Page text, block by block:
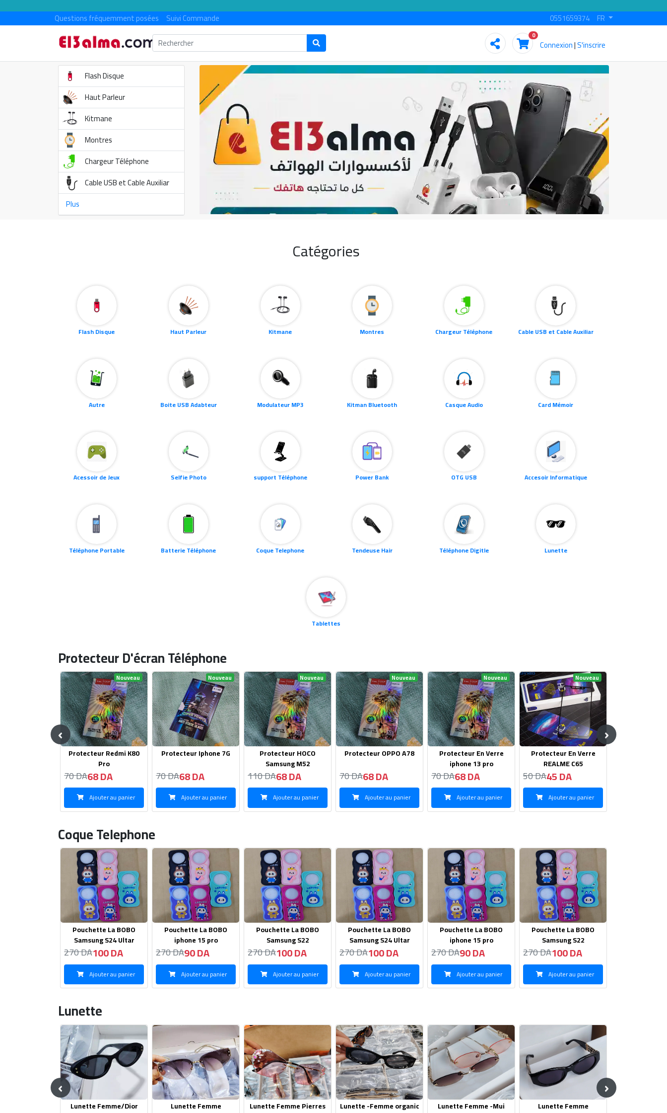
Questions fréquemment posées Suivi Commande 0551659374 FR
0
Connexion|S'inscrire
Flash Disque
Haut Parleur
Kitmane
Montres
Chargeur Téléphone
Cable USB et Cable Auxiliar
Plus
Catégories
Flash Disque Haut Parleur Kitmane Montres Chargeur Téléphone Cable USB et Cable Auxiliar
Autre Boite USB Adabteur Modulateur MP3 Kitman Bluetooth Casque Audio Card Mémoir
Acessoir de Jeux Selfie Photo support Téléphone Power Bank OTG USB Accesoir Informatique
Téléphone Portable Batterie Téléphone Coque Telephone Tendeuse Hair Téléphone Digitle Lunette
Tablettes
Protecteur D'écran Téléphone
Nouveau
Protecteur Iphone 7G
70 DA68 DA
Ajouter au panier
Nouveau
Protecteur HOCO
110 DA68 DA
Ajouter au panier
Nouveau
Protecteur OPPO A78
70 DA68 DA
Ajouter au panier
Nouveau
Protecteur En Verre
70 DA68 DA
Ajouter au panier
Nouveau
Protecteur En Verre
REALME C65
50 DA45 DA
Ajouter au panier
Nouveau
Protecteur En Verre
Oppo Reno 8 T
70 DA65 DA
Ajouter au panier
‹ ›
Coque Telephone
Pouchette La BOBO
iphone 15 pro
270 DA90 DA
Ajouter au panier
Pouchette La BOBO
Samsung S22
270 DA100 DA
Ajouter au panier
Pouchette La BOBO
Samsung S24 Ultar
270 DA100 DA
Ajouter au panier
Pouchette La BOBO
iphone 15 pro
270 DA90 DA
Ajouter au panier
Pouchette La BOBO
Samsung S22
270 DA100 DA
Ajouter au panier
Pouchette La BOBO
Samsung S24 Ultar
270 DA100 DA
Ajouter au panier
Lunette
Lunette Femme Lunette Femme Pierres
Lunette -Femme organic
Lunette Femme -Mui
Lunette Femme Lunette femme -Cartie
‹ ›